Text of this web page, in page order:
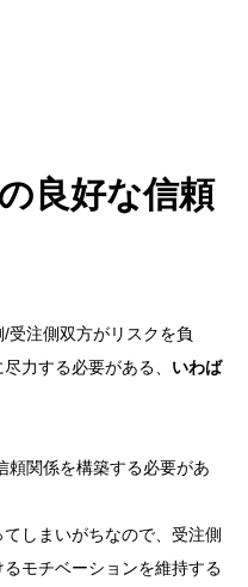
良好な信頼
受注側双方がリスクを負
力する必要がある、 いわば
頼関係を構築する必要があ
しまいがちなので、受注側
モチベーションを維持する